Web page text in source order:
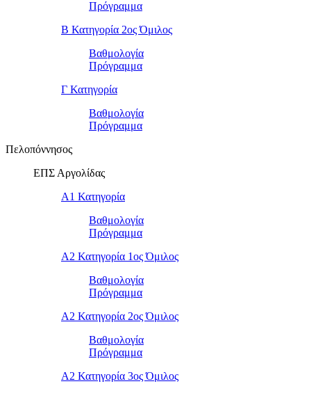
Πρόγραμμα
Β Κατηγορία 2ος Όμιλος
Βαθμολογία
Πρόγραμμα
Γ Κατηγορία
Βαθμολογία
Πρόγραμμα
Πελοπόννησος
ΕΠΣ Αργολίδας
Α1 Κατηγορία
Βαθμολογία
Πρόγραμμα
Α2 Κατηγορία 1ος Όμιλος
Βαθμολογία
Πρόγραμμα
Α2 Κατηγορία 2ος Όμιλος
Βαθμολογία
Πρόγραμμα
Α2 Κατηγορία 3ος Όμιλος